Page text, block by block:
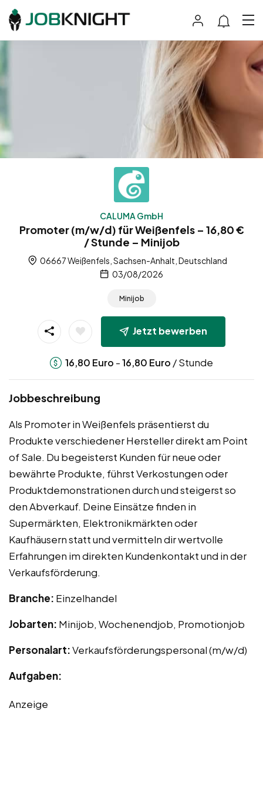
CALUMA GmbH
Promoter (m/w/d) für Weißenfels – 16,80 €
/ Stunde – Minijob
06667 Weißenfels, Sachsen-Anhalt, Deutschland
03/08/2026
Minijob
Jetzt bewerben
16,80 Euro -16,80 Euro / Stunde
Jobbeschreibung
Als Promoter in Weißenfels präsentierst du
Produkte verschiedener Hersteller direkt am Point
of Sale. Du begeisterst Kunden für neue oder
bewährte Produkte, führst Verkostungen oder
Produktdemonstrationen durch und steigerst so
den Abverkauf. Deine Einsätze finden in
Supermärkten, Elektronikmärkten oder
Kaufhäusern statt und vermitteln dir wertvolle
Erfahrungen im direkten Kundenkontakt und in der
Verkaufsförderung.
Branche: Einzelhandel
Jobarten: Minijob, Wochenendjob, Promotionjob
Personalart:Verkaufsförderungspersonal (m/w/d)
Aufgaben:
Anzeige